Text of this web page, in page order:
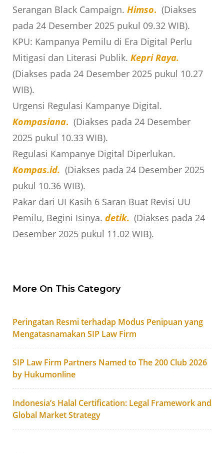
Serangan Black Campaign. Himso. (Diakses
pada 24 Desember 2025 pukul 09.32 WIB).
KPU: Kampanya Pemilu di Era Digital Perlu
Mitigasi dan Literasi Publik. Kepri Raya.
(Diakses pada 24 Desember 2025 pukul 10.27
WIB).
Urgensi Regulasi Kampanye Digital.
Kompasiana. (Diakses pada 24 Desember
2025 pukul 10.33 WIB).
Regulasi Kampanye Digital Diperlukan.
Kompas.id. (Diakses pada 24 Desember 2025
pukul 10.36 WIB).
Pakar dari UI Kasih 6 Saran Buat Revisi UU
Pemilu, Begini Isinya. detik. (Diakses pada 24
Desember 2025 pukul 11.02 WIB).
More On This Category
Peringatan Resmi terhadap Modus Penipuan yang
Mengatasnamakan SIP Law Firm
SIP Law Firm Partners Named to The 200 Club 2026
by Hukumonline
Indonesia’s Halal Certification: Legal Framework and
Global Market Strategy